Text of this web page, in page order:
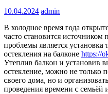
10.04.2024 admin
В холодное время года
часто становится источником
проблемы является установка
остекления на балконе https://
Утеплив балкон и установив
остекление, можно не только
своего дома, но и
проведения времени с семьёй